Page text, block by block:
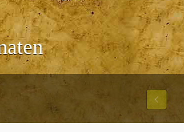
10.10.2024
Previous